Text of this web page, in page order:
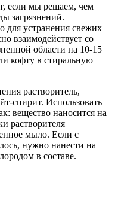
если мы решаем, чем
загрязнений.
для устранения свежих
взаимодействует со
области на 10-15
кофту в стиральную
растворитель,
спирит. Использовать
вещество наносится на
растворителя
мыло. Если с
нужно нанести на
в составе.